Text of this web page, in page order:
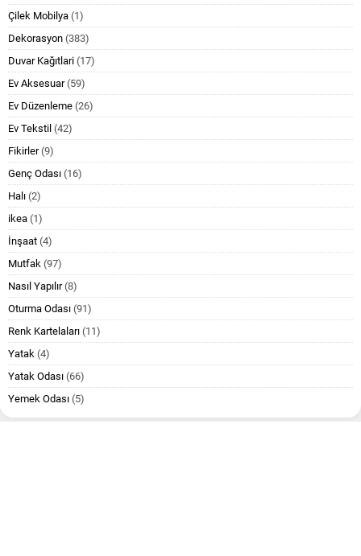
Çilek Mobilya (1)
Dekorasyon (383)
Duvar Kağıtlari (17)
Ev Aksesuar(59)
Ev Düzenleme (26)
Ev Tekstil (42)
Fikirler(9)
Genç Odası (16)
Halı (2)
ikea (1)
İnşaat (4)
Mutfak (97)
Nasıl Yapılır(8)
Oturma Odası (91)
Renk Kartelaları (11)
Yatak (4)
Yatak Odası (66)
Yemek Odası (5)